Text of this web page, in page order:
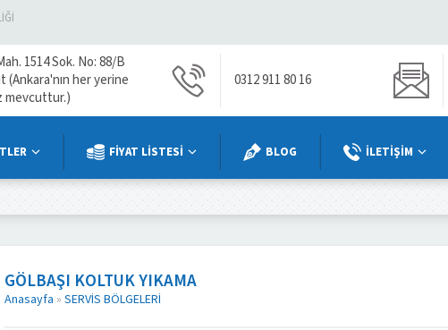
1514 Sok. No: 88/B
(Ankara'nın her yerine
mevcuttur.)
0312 911 80 16
FİYAT LİSTESİ BLOG İLETİŞİM
GÖLBAŞI KOLTUK YIKAMA
Anasayfa » SERVİS BÖLGELERİ